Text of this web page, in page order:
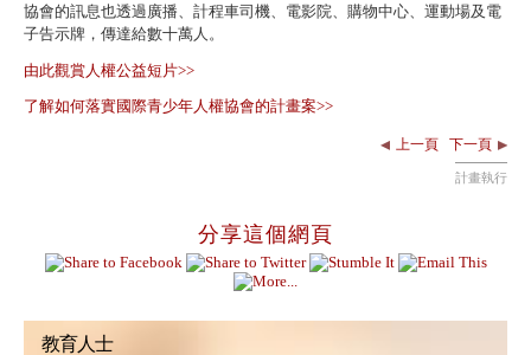
分享這個網頁
教育人士
協會的訊息也透過廣播、計程車司機、電影院、購物中心、運動場及電
子告示牌，傳達給數十萬人。
由此觀賞人權公益短片>>
了解如何落實國際青少年人權協會的計畫案>>
上一頁 下一頁
計畫執行